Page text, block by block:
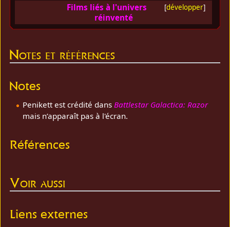
[développer]
Films liés à l'univers
réinventé
Notes et références
Notes
Penikett est crédité dans Battlestar Galactica: Razor
mais n’apparaît pas à l'écran.
Références
Voir aussi
Liens externes